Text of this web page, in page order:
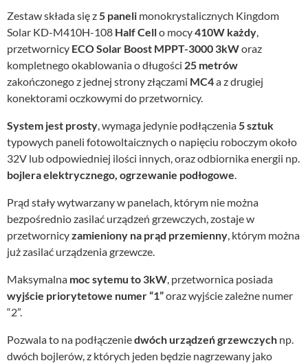
Zestaw składa się z 5 paneli monokrystalicznych Kingdom
Solar KD-M410H-108 Half Cello mocy410W każdy
przetwornicy ECO Solar Boost MPPT-3000 3kWoraz
kompletnego okablowania o długości 25 metrów
zakończonego z jednej strony złączami MC4a z drugiej
konektorami oczkowymi do przetwornicy.
System jest prosty , wymaga jedynie podłączenia 5 sztuk
typowych paneli fotowoltaicznych o napięciu roboczym około
32V lub odpowiedniej ilości innych, oraz odbiornika energii np.
bojlera elektrycznego, ogrzewanie podłogowe
Prąd stały wytwarzany w panelach, którym nie można
bezpośrednio zasilać urządzeń grzewczych, zostaje w
przetwornicyzamieniony na prąd przemienny , którym można
już zasilać urządzenia grzewcze.
Maksymalna moc sytemu to 3kW , przetwornica posiada
wyjście priorytetowe numer “1”oraz wyjście zależne numer
“2”.
Pozwala to na podłączeniedwóch urządzeń grzewczych np.
dwóch bojlerów, z których jeden będzie nagrzewany jako